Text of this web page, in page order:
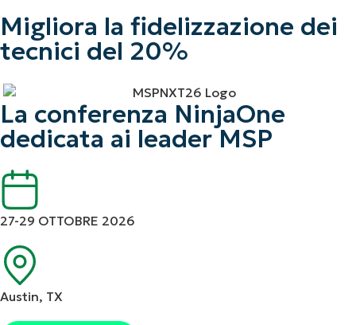
Migliora la fidelizzazione dei
tecnici del 20%
La conferenza NinjaOne
dedicata ai leader MSP
27-29 OTTOBRE 2026
Austin, TX